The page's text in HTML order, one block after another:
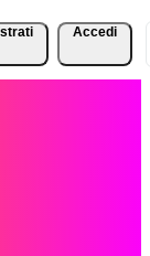
Accedi